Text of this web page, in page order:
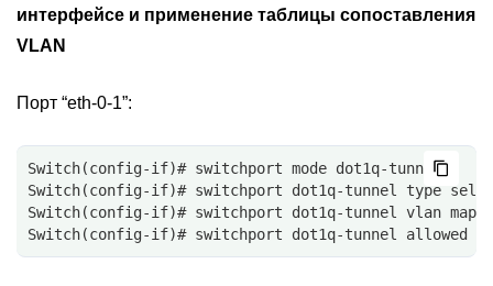
интерфейсе и применение таблицы сопоставления
VLAN
Порт “eth-0-1”:
Switch(config-if)# switchport mode dot1q-tunnel
Switch(config-if)# switchport dot1q-tunnel type
Switch(config-if)# switchport dot1q-tunnel vlan
Switch(config-if)# switchport dot1q-tunnel allowed